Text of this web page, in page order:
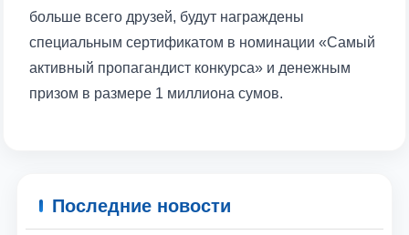
отправить
больше всего друзей, будут награждены
специальным сертификатом в номинации «Самый
активный пропагандист конкурса» и денежным
призом в размере 1 миллиона сумов.
Последние новости